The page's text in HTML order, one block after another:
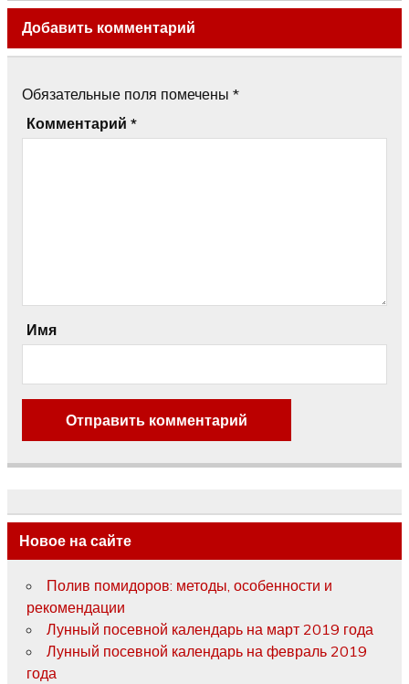
Добавить комментарий
Обязательные поля помечены *
Комментарий *
Имя
Новое на сайте
Полив помидоров: методы, особенности и
рекомендации
Лунный посевной календарь на март 2019 года
Лунный посевной календарь на февраль 2019
года